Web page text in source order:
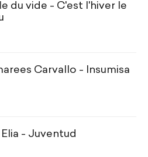
du vide - C'est l'hiver le
Carvallo - Insumisa
- Juventud